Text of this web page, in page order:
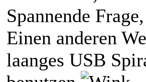
Spannende
Einen anderen
laanges USB